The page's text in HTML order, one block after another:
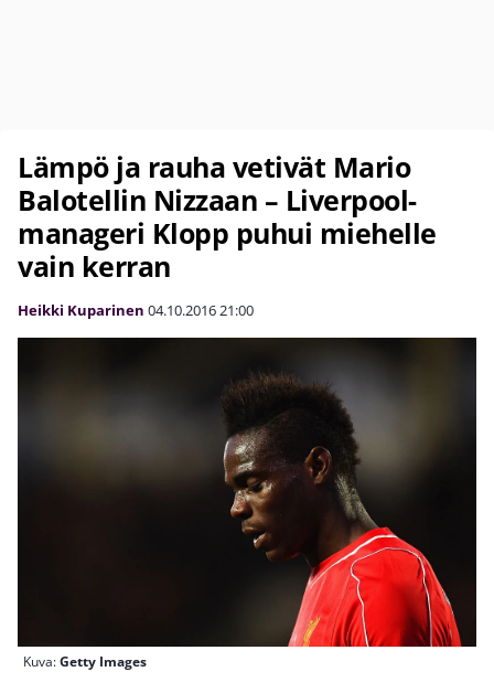
Lämpö ja rauha vetivät Mario
Balotellin Nizzaan – Liverpool-
manageri Klopp puhui miehelle
vain kerran
Heikki Kuparinen 04.10.201621:00
Kuva:Getty Images